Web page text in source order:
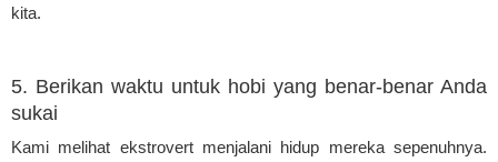
kita.
5. Berikan waktu untuk hobi yang benar-benar Anda
sukai
Kami melihat ekstrovert menjalani hidup mereka sepenuhnya.